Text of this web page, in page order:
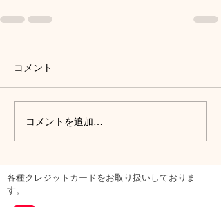
コメント
コメントを追加…
各種クレジットカードをお取り扱いしておりま
す。